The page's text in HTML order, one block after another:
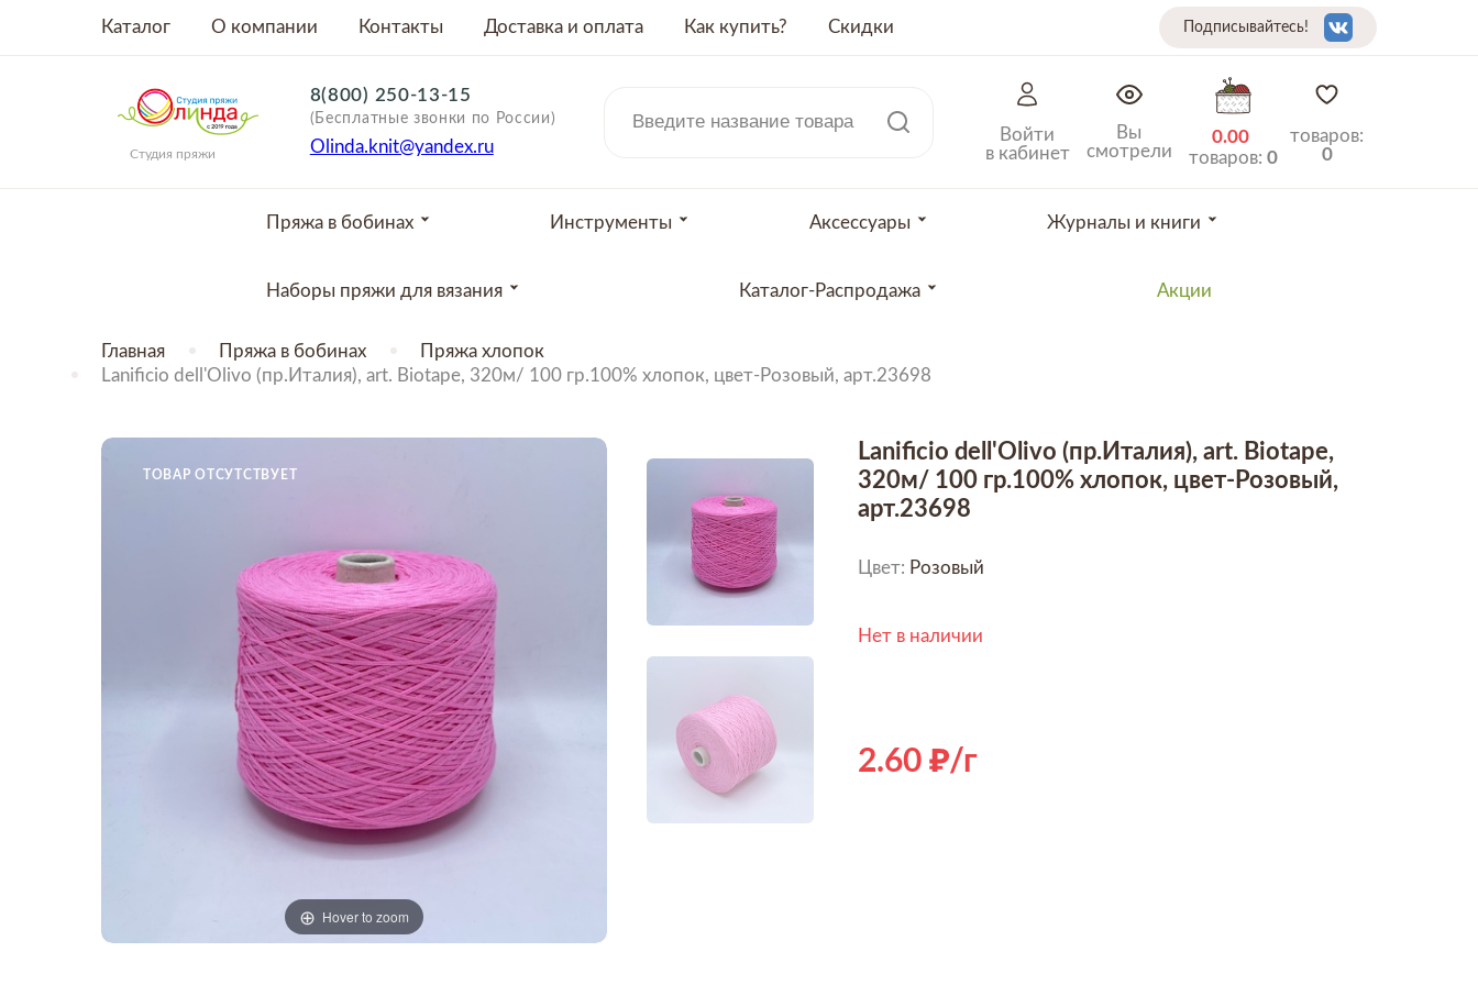
Каталог О компании Контакты Доставка и оплата Как купить? Скидки Подписывайтесь!
Студия пряжи
8(800) 250-13-15
(Бесплатные звонки по России)
Olinda.knit@yandex.ru
Войти
в кабинет
Вы
смотрели
0.00
товаров: 0
товаров:
0
Пряжа в бобинах Инструменты Аксессуары Журналы и книги
Наборы пряжи для вязания Каталог-Распродажа Акции
Главная Пряжа в бобинах
Пряжа хлопок
Lanificio dell'Olivo (пр.Италия), art. Biotape, 320м/ 100 гр.100% хлопок, цвет-Розовый, арт.23698
ТОВАР ОТСУТСТВУЕТ
Hover to zoom
Lanificio dell'Olivo (пр.Италия), art. Biotape,
320м/ 100 гр.100% хлопок, цвет-Розовый,
арт.23698
Цвет: Розовый
Нет в наличии
2.60 /г